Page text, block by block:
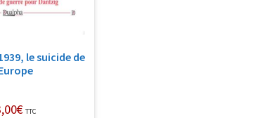
le suicide de
€ TTC